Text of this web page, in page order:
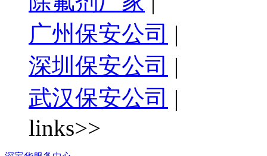
广州保安公司 |
深圳保安公司 |
武汉保安公司 |
links>>